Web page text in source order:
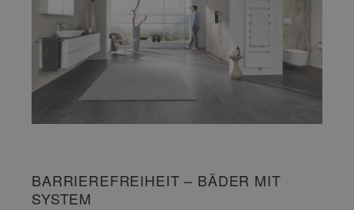
BARRIEREFREIHEIT – BÄDER MIT
SYSTEM